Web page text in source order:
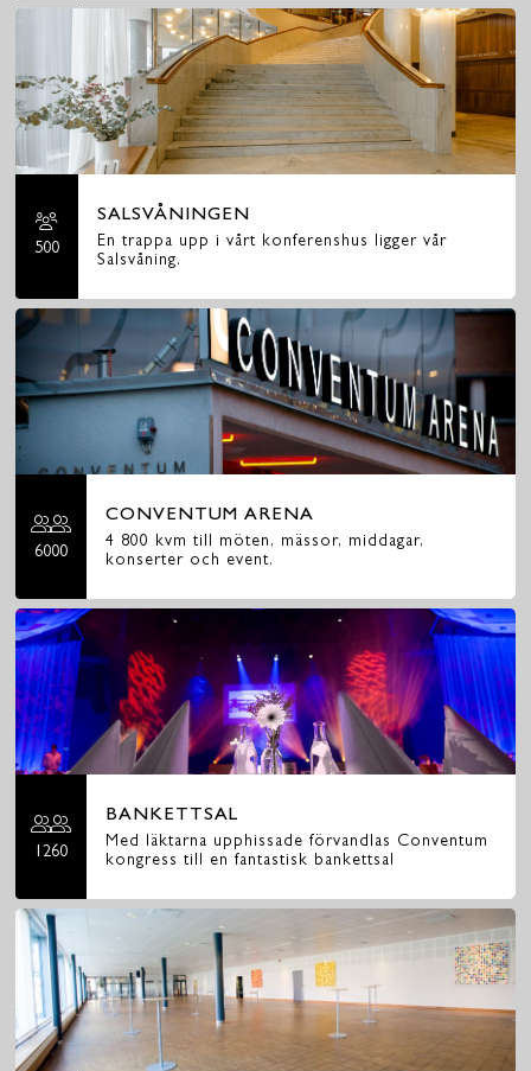
500
SALSVÅNINGEN
En trappa upp i vårt konferenshus ligger vår
Salsvåning.
6000
CONVENTUM ARENA
4 800 kvm till möten, mässor, middagar,
konserter och event.
1260
BANKETTSAL
Med läktarna upphissade förvandlas Conventum
kongress till en fantastisk bankettsal